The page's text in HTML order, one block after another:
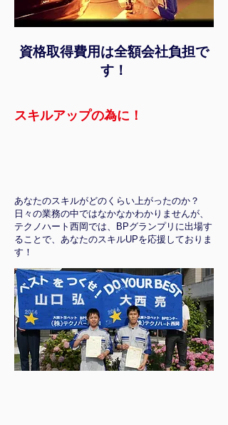
資格取得費用は全額会社負担で
す！
スキルアップの為に！
あなたのスキルがどのくらい上がったのか？
​日々の業務の中ではなかなかわかりませんが、
テクノハート西岡では、BPグランプリに出場す
ることで、あなたのスキルUPを応援しておりま
す！